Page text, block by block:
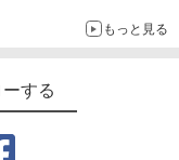
もっと見る
する